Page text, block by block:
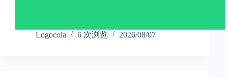
Logocola 6 次浏览 2026/08/07